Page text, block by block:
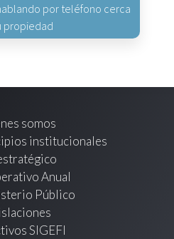
por teléfono cerca
propiedad
somos
institucionales
Anual
Público
SIGEFI